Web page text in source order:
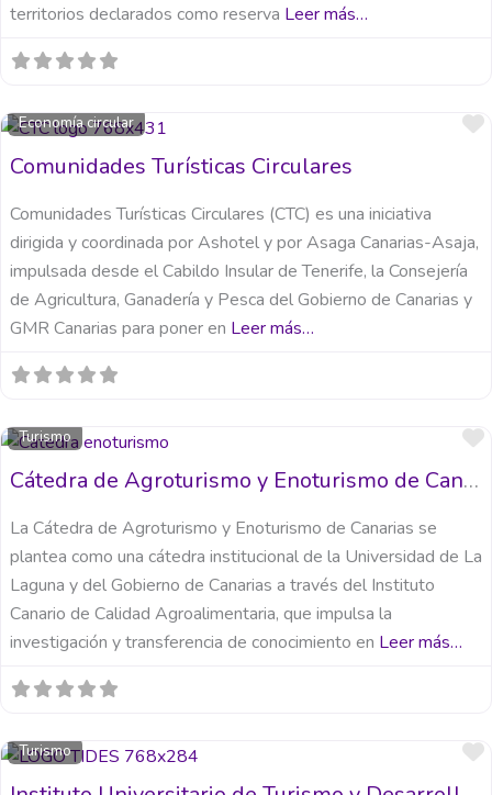
territorios declarados como reserva Leer más…
Economía circular
Comunidades Turísticas Circulares
Comunidades Turísticas Circulares (CTC) es una iniciativa
dirigida y coordinada por Ashotel y por Asaga Canarias-Asaja,
impulsada desde el Cabildo Insular de Tenerife, la Consejería
de Agricultura, Ganadería y Pesca del Gobierno de Canarias y
GMR Canarias para poner en Leer más…
Turismo
Cátedra de Agroturismo y Enoturismo de Canarias
La Cátedra de Agroturismo y Enoturismo de Canarias se
plantea como una cátedra institucional de la Universidad de La
Laguna y del Gobierno de Canarias a través del Instituto
Canario de Calidad Agroalimentaria, que impulsa la
investigación y transferencia de conocimiento en Leer más…
Turismo